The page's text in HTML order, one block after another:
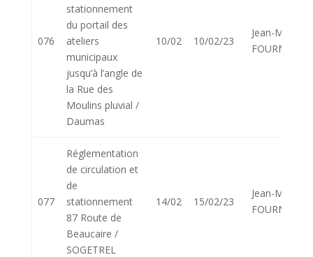
076
stationnement
du portail des
ateliers
municipaux
jusqu’à l’angle de
la Rue des
Moulins pluvial /
Daumas
10/02 10/02/23
Jean-Marie
FOURNIER
077
Réglementation
de circulation et
de
stationnement
87 Route de
Beaucaire /
SOGETREL
14/02 15/02/23
Jean-Marie
FOURNIER